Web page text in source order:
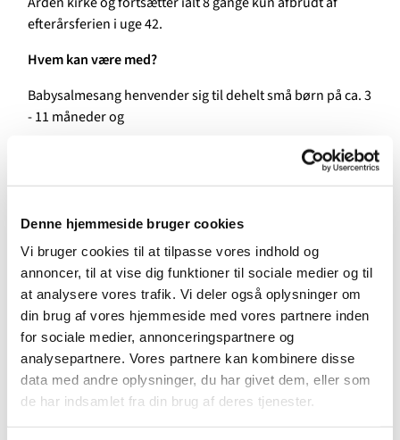
Denne hjemmeside bruger cookies
Vi bruger cookies til at tilpasse vores indhold og
annoncer, til at vise dig funktioner til sociale medier og til
at analysere vores trafik. Vi deler også oplysninger om
din brug af vores hjemmeside med vores partnere inden
for sociale medier, annonceringspartnere og
analysepartnere. Vores partnere kan kombinere disse
data med andre oplysninger, du har givet dem, eller som
de har indsamlet fra din brug af deres tjenester.
efterårsferien i uge 42.
Hvem kan være med?
Babysalmesang henvender sig til dehelt små børn på ca. 3
- 11 måneder og
Alle kan være med - uanset, hvordan man synger - også
ikke kommer i kirke hver søndag.
Hvordan foregår det?
Sammen synger vi salmer og sange, der vugges, laves
fagter, lyttes og leges. Der er forskellige rekvisitter feks.
sæbebobler, klokkespil, tørklæder og melodica, som
bruges i undervisningsforløbet for at stimulere barnets
sanser.
Undervejs i forløbet bliver der plads til at skifte ble, give